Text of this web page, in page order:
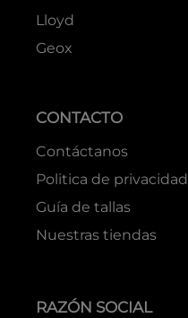
Lloyd
Geox
CONTACTO
Contáctanos
Politica de privacidad
Guía de tallas
Nuestras tiendas
RAZÓN SOCIAL